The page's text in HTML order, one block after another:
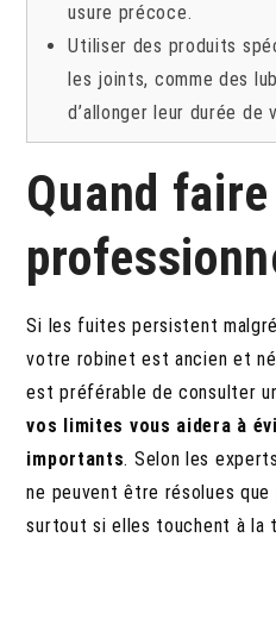
usure précoce.
Utiliser des produits
les joints, comme des
d’allonger leur durée de
Quand
Si les fuites persistent
votre robinet est ancien et
est préférable de consulter
vos limites vous aidera à
importants. Selon les
ne peuvent être résolues que
surtout si elles touchent à la